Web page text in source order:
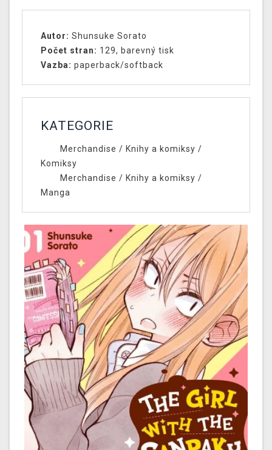
Autor: Shunsuke Sorato
Počet stran: 129, barevný tisk
Vazba: paperback/softback
KATEGORIE
Merchandise / Knihy a komiksy /
Komiksy
Merchandise / Knihy a komiksy /
Manga